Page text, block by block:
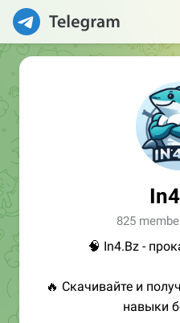
825
🧠 In4.Bz -
🔥 Скачивайте и
навыки